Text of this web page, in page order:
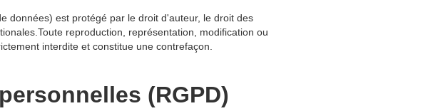
données) est protégé par le droit d'auteur, le droit des
reproduction, représentation, modification ou
interdite et constitue une contrefaçon.
(RGPD)